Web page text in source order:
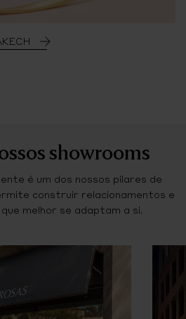
showrooms
é um dos nossos pilares de
construir relacionamentos e
melhor se adaptam a si.